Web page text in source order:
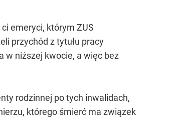
emeryci, którym ZUS
przychód z tytułu pracy
w niższej kwocie, a więc bez
rodzinnej po tych inwalidach,
którego śmierć ma związek